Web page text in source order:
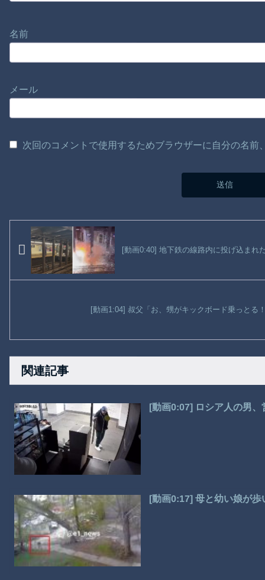
名前
メール
次回のコメントで使用するためブラウザーに自分の名
[動画0:40] 地下鉄の線路内に投げ込まれ
[動画1:04] 叔父「お、甥がキックボード乗っとる
関連記事
[動画0:07] ロシア人の男
[動画0:17] 母と幼い娘が